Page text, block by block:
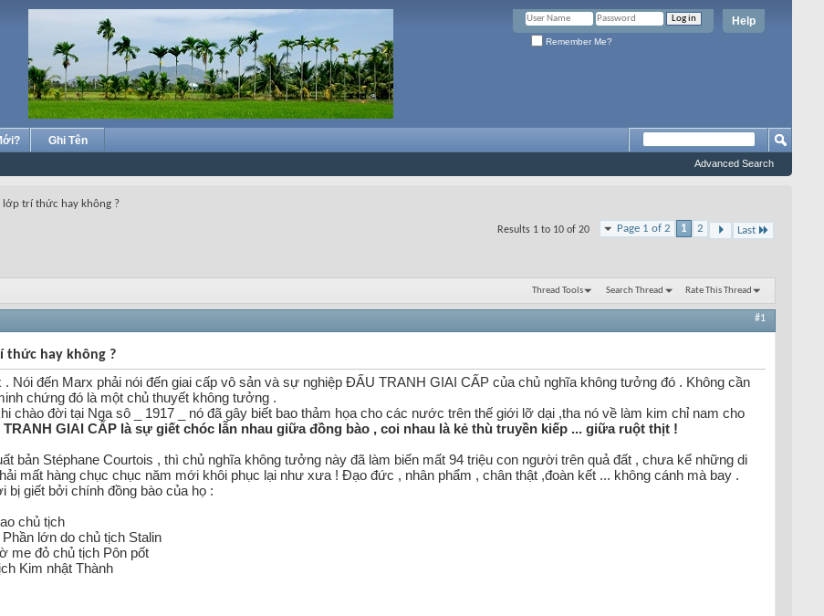
Help
Remember Me?
Ghi Tên
Advanced Search
lớp trí thức hay không ?
Page 1 of 2 1 2 Last
Results 1 to 10 of 20
Thread Tools Search Thread Rate This Thread
#1
thức hay không ?
. Nói đến Marx phải nói đến giai cấp vô sản và sự nghiệp ĐẤU TRANH GIAI CẤP của chủ nghĩa không tưởng đó . Không cần
chứng đó là một chủ thuyết không tưởng .
chào đời tại Nga sô _ 1917 _ nó đã gây biết bao thảm họa cho các nước trên thế giới lỡ dại ,tha nó về làm kim chỉ nam cho
GIAI CẤP là sự giết chóc lẫn nhau giữa đồng bào , coi nhau là kẻ thù truyền kiếp ... giữa ruột thịt !
bản Stéphane Courtois , thì chủ nghĩa không tưởng này đã làm biến mất 94 triệu con người trên quả đất , chưa kể những di
mất hàng chục chục năm mới khôi phục lại như xưa ! Đạo đức , nhân phẩm , chân thật ,đoàn kết ... không cánh mà bay .
bị giết bởi chính đồng bào của họ :
chủ tịch
Phần lớn do chủ tịch Stalin
me đỏ chủ tịch Pôn pốt
Kim nhật Thành